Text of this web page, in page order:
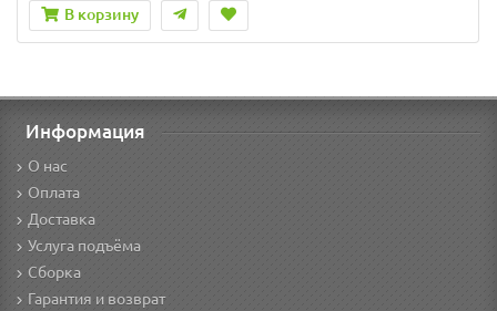
В корзину
Информация
О нас
Оплата
Доставка
Услуга подъёма
Сборка
Гарантия и возврат